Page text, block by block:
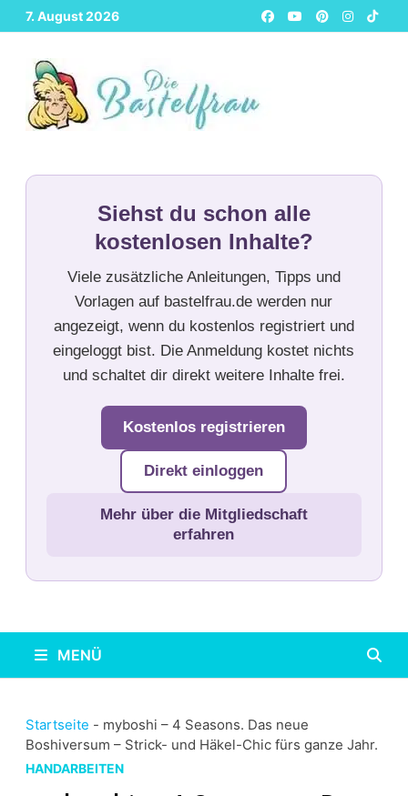
Zurück
zum
Inhalt
7. August 2026
Siehst du schon alle
kostenlosen Inhalte?
Viele zusätzliche Anleitungen, Tipps und
Vorlagen auf bastelfrau.de werden nur
angezeigt, wenn du kostenlos registriert und
eingeloggt bist. Die Anmeldung kostet nichts
und schaltet dir direkt weitere Inhalte frei.
Kostenlos registrieren
Direkt einloggen
Mehr über die Mitgliedschaft
erfahren
MENÜ
Startseite - myboshi – 4 Seasons. Das neue
Boshiversum – Strick- und Häkel-Chic fürs ganze Jahr.
HANDARBEITEN